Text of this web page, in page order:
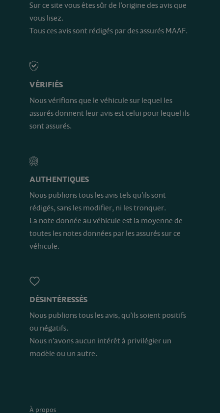
Sur ce site vous êtes sûr de l’origine des avis que
vous lisez.
Tous ces avis sont rédigés par des assurés MAAF.
VÉRIFIÉS
Nous vérifions que le véhicule sur lequel les
assurés donnent leur avis est celui pour lequel ils
sont assurés.
AUTHENTIQUES
Nous publions tous les avis tels qu’ils sont
rédigés, sans les modifier, ni les tronquer.
La note donnée au véhicule est la moyenne de
toutes les notes données par les assurés sur ce
véhicule.
DÉSINTÉRESSÉS
Nous publions tous les avis, qu’ils soient positifs
ou négatifs.
Nous n’avons aucun intérêt à privilégier un
modèle ou un autre.
À propos